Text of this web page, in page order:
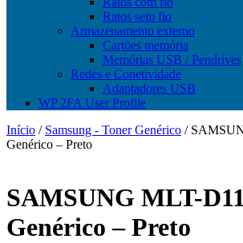
Ratos sem fio
Armazenamento externo
Cartões memória
Memórias USB / Pendrives
Redes e Conetividade
Adaptadores USB
WP 2FA User Profile
Início / Samsung - Toner Genérico /
Genérico – Preto
SAMSUNG MLT-
Genérico – Preto